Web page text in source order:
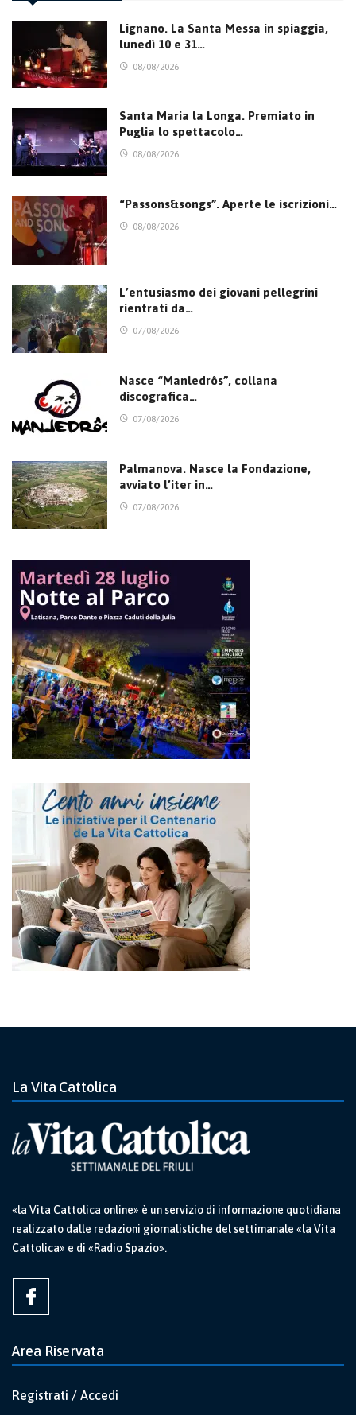
Lignano. La Santa Messa in spiaggia,
lunedì 10 e 31…
08/08/2026
Santa Maria la Longa. Premiato in
Puglia lo spettacolo…
08/08/2026
“Passons&songs”. Aperte le iscrizioni…
08/08/2026
L’entusiasmo dei giovani pellegrini
rientrati da…
07/08/2026
Nasce “Manledrôs”, collana
discografica…
07/08/2026
Palmanova. Nasce la Fondazione,
avviato l’iter in…
07/08/2026
La Vita Cattolica
«la Vita Cattolica online» è un servizio di informazione quotidiana
realizzato dalle redazioni giornalistiche del settimanale «la Vita
Cattolica» e di «Radio Spazio».
Area Riservata
Registrati / Accedi